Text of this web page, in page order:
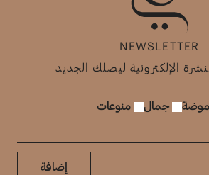
NEWSLETTER
الإلكترونية ليصلك الجديد
موضة جمال منوعات
إضافة